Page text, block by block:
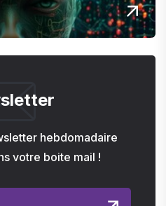
hebdomadaire
votre boite mail !